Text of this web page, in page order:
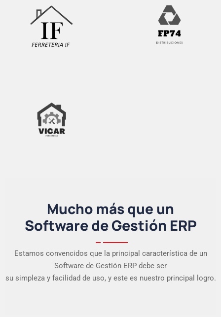
Mucho más que un
Software de Gestión ERP
Estamos convencidos que la principal característica de un
Software de Gestión ERP debe ser
su simpleza y facilidad de uso, y este es nuestro principal logro.